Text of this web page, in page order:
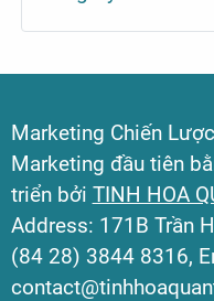
Marketing Chiến
Marketing đầu tiên
triển bởi TINH HOA
Address: 171B Trần
(84 28) 3844 8316,